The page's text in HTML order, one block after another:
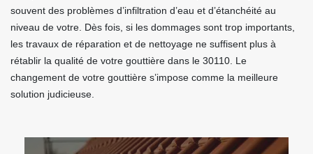
souvent des problèmes d’infiltration d’eau et d’étanchéité au
niveau de votre. Dès fois, si les dommages sont trop importants,
les travaux de réparation et de nettoyage ne suffisent plus à
rétablir la qualité de votre gouttière dans le 30110. Le
changement de votre gouttière s’impose comme la meilleure
solution judicieuse.